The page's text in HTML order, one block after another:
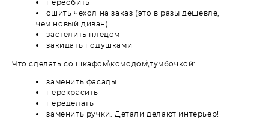
переобить
сшить чехол на заказ (это в разы дешевле,
чем новый диван)
застелить пледом
закидать подушками
Что сделать со шкафом\комодом\тумбочкой:
заменить фасады
перекрасить
переделать
заменить ручки. Детали делают интерьер!